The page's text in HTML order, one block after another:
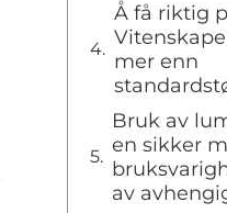
Å få riktig
mer enn
Bruk av
en sikker
av